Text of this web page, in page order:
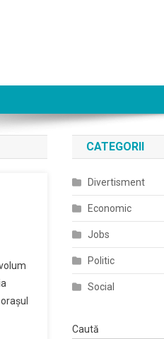
CATEGORII
Divertisment
Economic
Jobs
Politic
Social
Caută